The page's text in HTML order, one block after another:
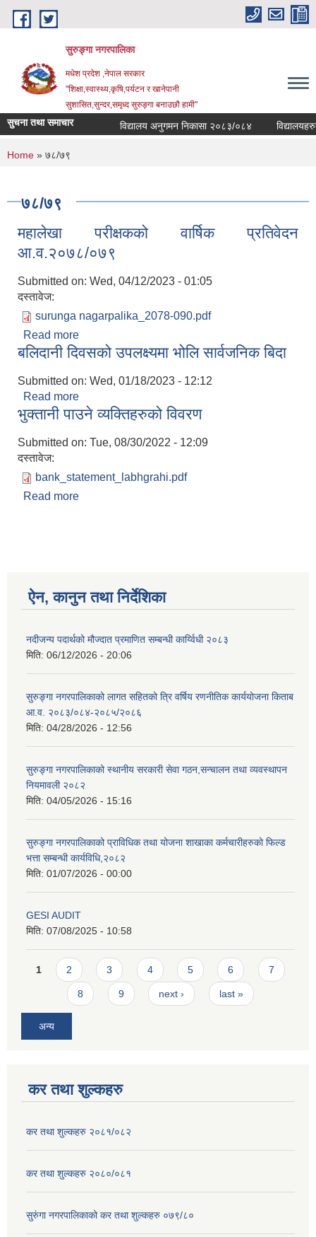
Skip to main content
सुरुङ्‍गा नगरपालिका
मधेश प्रदेश ,नेपाल सरकार
"शिक्षा,स्वास्थ्य,कृषि,पर्यटन र खानेपानी
सुशासित,सुन्दर,समृध्द सुरुङ्गा बनाउछौ हामी"
सुचना तथा समाचार विद्यालय अनुगमन निकासा २०८३/०८४
You are here
Home » ७८/७९
७८/७९
महालेखा परीक्षकको वार्षिक प्रतिवेदन
आ.व.२०७८/०७९
Submitted on: Wed, 04/12/2023 - 01:05
दस्तावेज:
surunga nagarpalika_2078-090.pdf
Read more
आ.व.२०७८/०७९
बलिदानी दिवसको उपलक्ष्यमा भोलि सार्वजनिक बिदा
Submitted on: Wed, 01/18/2023 - 12:12
Read more
भुक्तानी पाउने व्यक्तिहरुको विवरण
Submitted on: Tue, 08/30/2022 - 12:09
दस्तावेज:
bank_statement_labhgrahi.pdf
Read more
ऐन, कानुन तथा निर्देशिका
नदीजन्य पदार्थको मौज्दात प्रमाणित सम्बन्धी कार्य्विधी २०८३
मिति: 06/12/2026 - 20:06
सुरुङ्गा नगरपालिकाको लागत सहितको त्रि वर्षिय रणनीतिक कार्ययोजना किताब
आ.व. २०८३/०८४-२०८५/२०८६
मिति: 04/28/2026 - 12:56
सुरुङ्गा नगरपालिकाको स्थानीय सरकारी सेवा गठन,सन्चालन तथा व्यवस्थापन
नियमावली २०८२
मिति: 04/05/2026 - 15:16
सुरुङ्गा नगरपालिकाको प्राविधिक तथा योजना शाखाका कर्मचारीहरुको फिल्ड
भत्ता सम्बन्धी कार्यविधि,२०८२
मिति: 01/07/2026 - 00:00
GESI AUDIT
मिति: 07/08/2025 - 10:58
Pages
1 2 3 4 5 6 7
8 9 next › last »
अन्य
कर तथा शुल्कहरु
कर तथा शुल्कहरु २०८१/०८२
कर तथा शुल्कहरु २०८०/०८१
सुरुंगा नगरपालिकाको कर तथा शुल्कहरु ०७९/८०